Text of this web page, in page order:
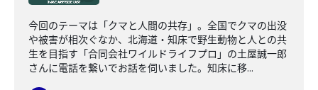
今回のテーマは「クマと人間の共存」。全国でクマの出没
や被害が相次ぐなか、北海道・知床で野生動物と人との共
生を目指す「合同会社ワイルドライフプロ」の土屋誠一郎
さんに電話を繋いでお話を伺いました。知床に移...